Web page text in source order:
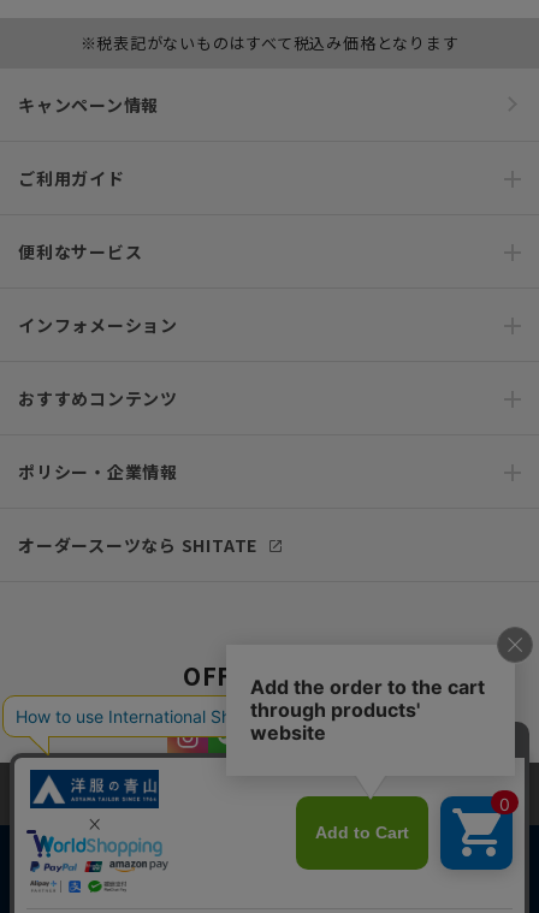
※税表記がないものはすべて税込み価格となります
キャンペーン情報
ご利用ガイド
便利なサービス
インフォメーション
おすすめコンテンツ
ポリシー・企業情報
オーダースーツなら SHITATE
OFFICIAL SNS
当サイトでは、快適な閲覧体験とコンテンツ改善のためにCookieを使用
しています。閲覧を続けることで、Cookieの使用に同意したものとみな
します。詳細については